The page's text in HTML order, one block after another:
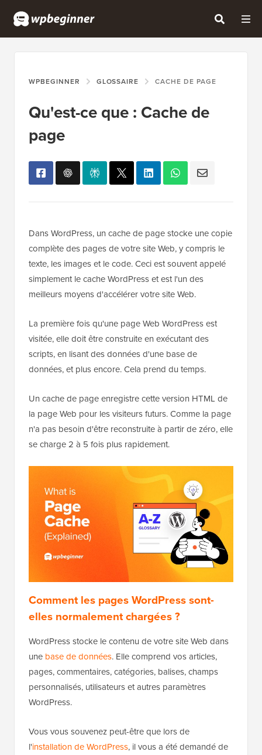
WPBEGINNER GLOSSAIRE CACHE DE PAGE
Qu'est-ce que : Cache de
page
Dans WordPress, un cache de page stocke une copie
complète des pages de votre site Web, y compris le
texte, les images et le code. Ceci est souvent appelé
simplement le cache WordPress et est l'un des
meilleurs moyens d'accélérer votre site Web.
La première fois qu'une page Web WordPress est
visitée, elle doit être construite en exécutant des
scripts, en lisant des données d'une base de
données, et plus encore. Cela prend du temps.
Un cache de page enregistre cette version HTML de
la page Web pour les visiteurs futurs. Comme la page
n'a pas besoin d'être reconstruite à partir de zéro, elle
se charge 2 à 5 fois plus rapidement.
Comment les pages WordPress sont-
elles normalement chargées ?
WordPress stocke le contenu de votre site Web dans
une base de données. Elle comprend vos articles,
pages, commentaires, catégories, balises, champs
personnalisés, utilisateurs et autres paramètres
WordPress.
Vous vous souvenez peut-être que lors de
l'installation de WordPress, il vous a été demandé de